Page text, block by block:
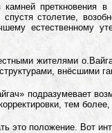
преткновения
столетие,
естественному
жителями
внёсшими
подразумевает
тем
это положение. Вот